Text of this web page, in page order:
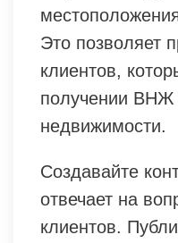
Это позволяет
клиентов,
получении ВНЖ
недвижимости.
Создавайте
отвечает на
клиентов.